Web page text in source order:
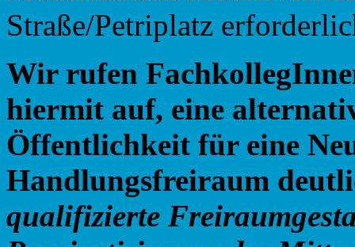
Straße/Petriplatz
Wir rufen
hiermit auf, eine
Öffentlichkeit für eine
Handlungsfreiraum
qualifizierte